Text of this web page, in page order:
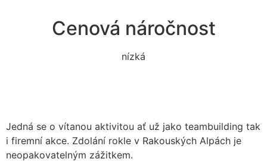
Cenová náročnost
nízká
Jedná se o vítanou aktivitou ať už jako teambuilding tak
i firemní akce. Zdolání rokle v Rakouských Alpách je
neopakovatelným zážitkem.